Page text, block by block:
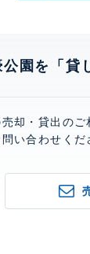
園を「貸
却・貸出の
い合わせくだ